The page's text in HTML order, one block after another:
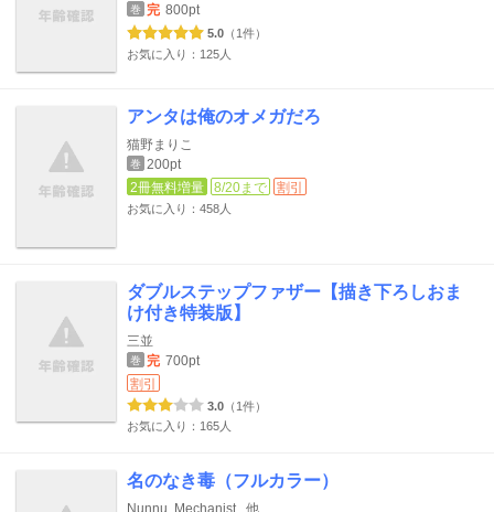
巻 完 800pt
5.0 （1件）
お気に入り：125人
アンタは俺のオメガだろ
猫野まりこ
巻 200pt
2冊無料増量
8/20まで 割引
お気に入り：458人
ダブルステップファザー【描き下ろしおま
け付き特装版】
三並
巻 完 700pt
割引
3.0 （1件）
お気に入り：165人
名のなき毒（フルカラー）